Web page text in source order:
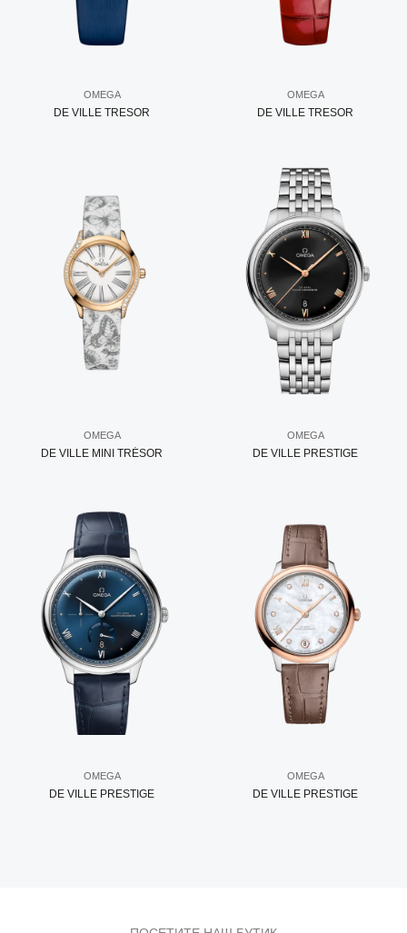
OMEGA
DE VILLE TRESOR
OMEGA
DE VILLE TRESOR
OMEGA
DE VILLE MINI TRÉSOR
OMEGA
DE VILLE PRESTIGE
OMEGA
DE VILLE PRESTIGE
OMEGA
DE VILLE PRESTIGE